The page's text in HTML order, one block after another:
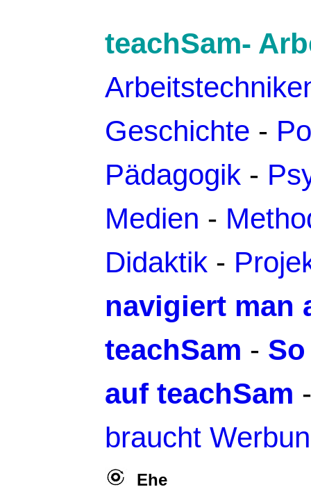
teachSam-
Geschichte -
Pädagogik -
Medien -
Didaktik -
navigiert man
teachSam -
auf teachSam
braucht
Ehe